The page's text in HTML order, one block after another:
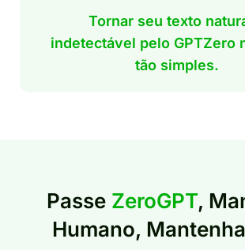
Tornar seu texto
indetectável pelo GPTZero
tão simples.
Passe ZeroGPT,
Humano,